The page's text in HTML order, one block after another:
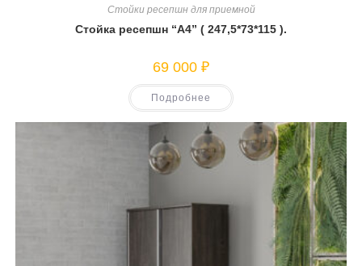
Стойки ресепшн для приемной
Стойка ресепшн “А4” ( 247,5*73*115 ).
69 000 ₽
Подробнее